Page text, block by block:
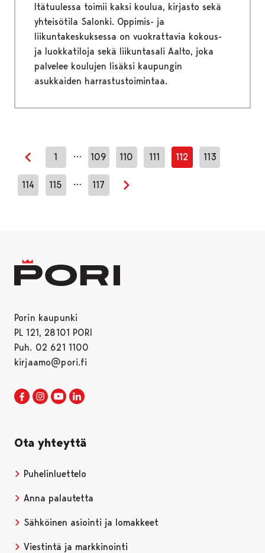
Itätuulessa toimii kaksi koulua, kirjasto sekä
yhteisötila Salonki. Oppimis- ja
liikuntakeskuksessa on vuokrattavia kokous-
ja luokkatiloja sekä liikuntasali Aalto, joka
palvelee koulujen lisäksi kaupungin
asukkaiden harrastustoimintaa.
Edellinen sivu
1 … 109 110 111 112 113
114 115 … 117
Seuraava sivu
Porin kaupunki
PL 121, 28101 PORI
Puh. 02 621 1100
kirjaamo@pori.fi
Porin kaupunki Facebookissa
Avautuu uudessa välilehdessä
Porin kaupunki Instagramissa
Avautuu uudessa välilehdessä
Porin kaupunki Youtubessa
Avautuu uudessa välilehdessä
Ota yhteyttä
Puhelinluettelo
Anna palautetta
Sähköinen asiointi ja lomakkeet
Viestintä ja markkinointi